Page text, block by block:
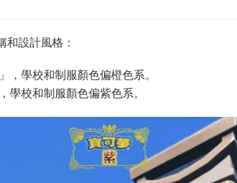
設計風格：
學校和制服顏色偏橙色系。
校和制服顏色偏紫色系。